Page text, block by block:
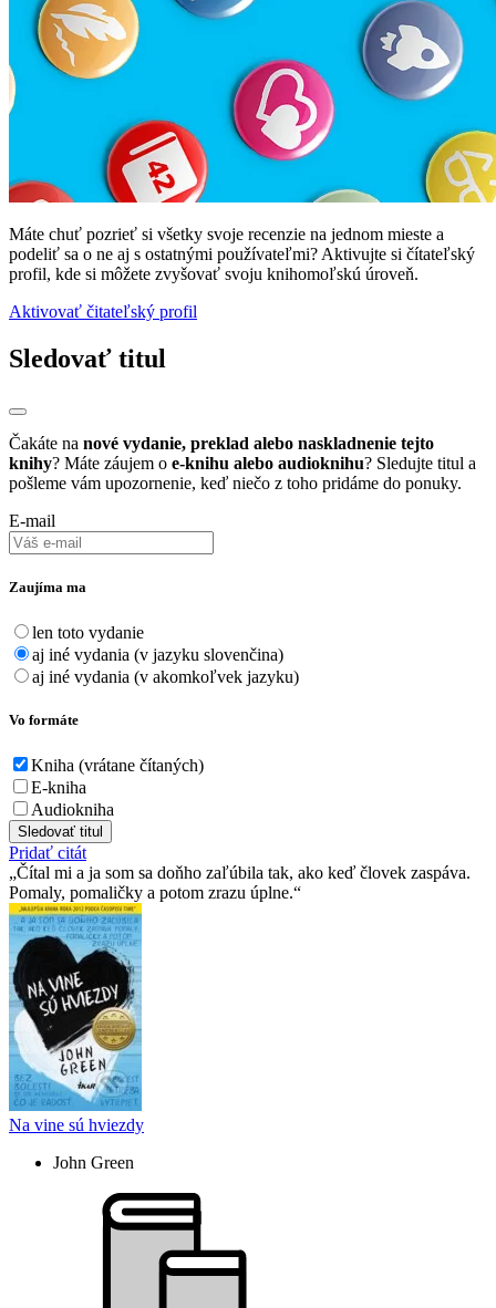
Máte chuť pozrieť si všetky svoje recenzie na jednom mieste a
podeliť sa o ne aj s ostatnými používateľmi? Aktivujte si čítateľský
profil, kde si môžete zvyšovať svoju knihomoľskú úroveň.
Aktivovať čitateľský profil
Sledovať titul
Čakáte na nové vydanie, preklad alebo naskladnenie tejto
knihy? Máte záujem o e-knihu alebo audioknihu? Sledujte titul a
pošleme vám upozornenie, keď niečo z toho pridáme do ponuky.
E-mail
Zaujíma ma
len toto vydanie
aj iné vydania (v jazyku slovenčina)
aj iné vydania (v akomkoľvek jazyku)
Vo formáte
Kniha (vrátane čítaných)
E-kniha
Audiokniha
Sledovať titul
Pridať citát
Čítal mi a ja som sa doňho zaľúbila tak, ako keď človek zaspáva.
Pomaly, pomaličky a potom zrazu úplne.
Na vine sú hviezdy
John Green